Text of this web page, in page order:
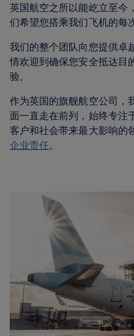
英国航空之所以能屹立至今
们希望您搭乘我们飞机的每
我们的整个团队向您提供卓
情欢迎到确保您安全抵达目
验。
作为英国的旗舰航空公司，
面一直走在前列，始终专注
客户和社会带来最大影响的
企业责任。